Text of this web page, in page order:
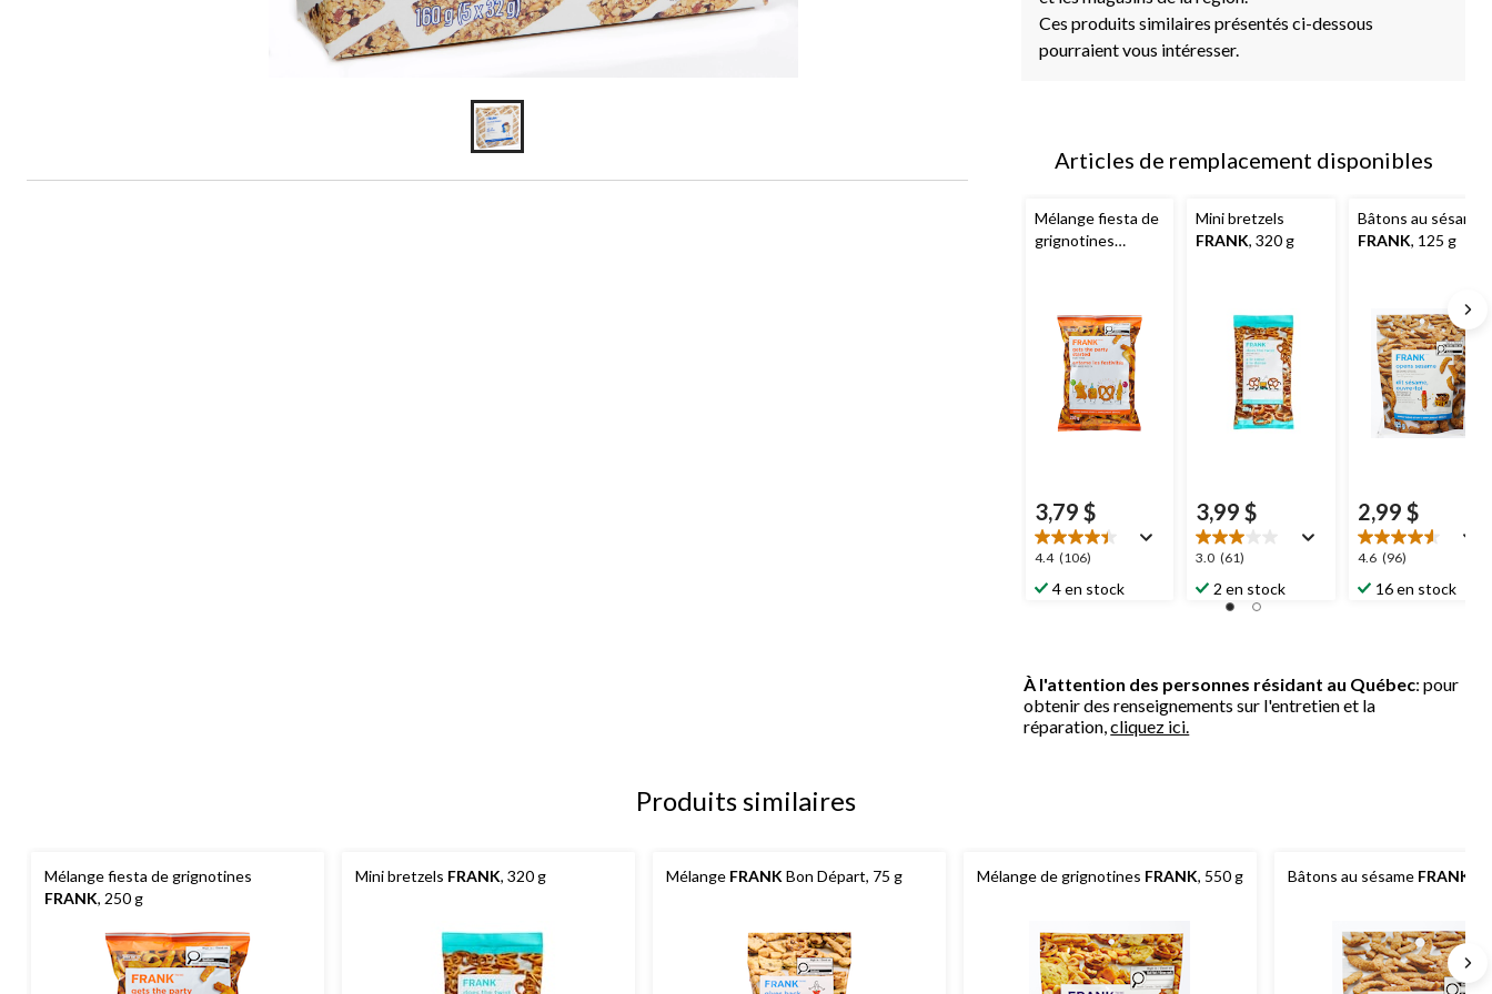
Ces produits similaires présentés ci-dessous
pourraient vous intéresser.
Articles de remplacement disponibles
Mélange fiesta de
grignotines
3,79 $
4.4 (106)
4.4
étoile(s)
sur
4 en stock
Mini bretzels
FRANK, 320 g
3,99 $
3.0 (61)
3.0
étoile(s)
sur
2 en stock
Bâtons au sésame
FRANK, 125 g
2,99 $
4.6 (96)
4.6
étoile(s)
sur
16 en stock
À l'attention des personnes résidant au Québec: pour
obtenir des renseignements sur l'entretien et la
réparation,cliquez ici.
Produits similaires
Mélange fiesta de grignotines
FRANK, 250 g
Mini bretzels FRANK, 320 g Mélange FRANK Bon Départ, 75 g Mélange de grignotines FRANK, 550 g Bâtons au sésame FRANK